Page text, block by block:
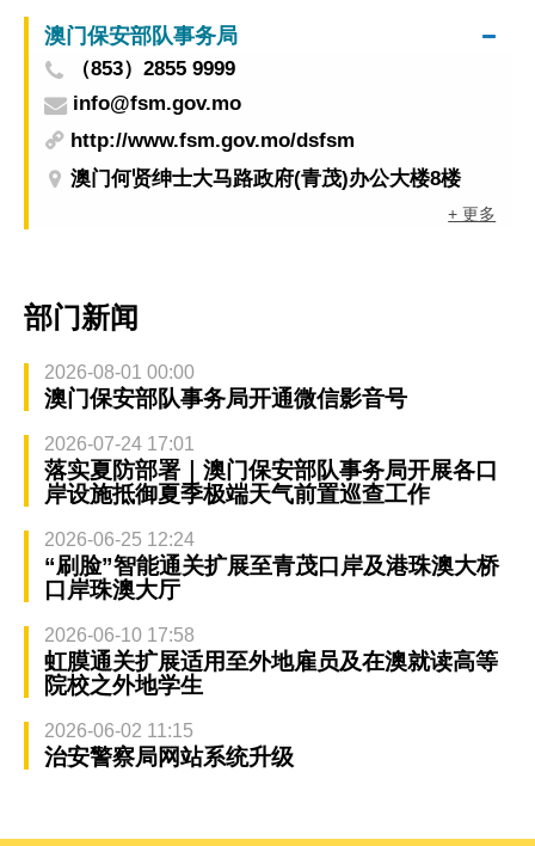
术及社区筛检能力
澳门保安部队事务局
（853）2855 9999
info@fsm.gov.mo
http://www.fsm.gov.mo/dsfsm
澳门何贤绅士大马路政府(青茂)办公大楼8楼
+ 更多
部门新闻
2026-08-01 00:00
澳门保安部队事务局开通微信影音号
2026-07-24 17:01
落实夏防部署｜澳门保安部队事务局开展各口
岸设施抵御夏季极端天气前置巡查工作
2026-06-25 12:24
“刷脸”智能通关扩展至青茂口岸及港珠澳大桥
口岸珠澳大厅
2026-06-10 17:58
虹膜通关扩展适用至外地雇员及在澳就读高等
院校之外地学生
2026-06-02 11:15
治安警察局网站系统升级